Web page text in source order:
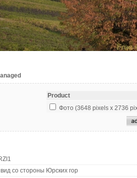
Product
Фото (3648 pixels x 2736
со стороны Юрских гор